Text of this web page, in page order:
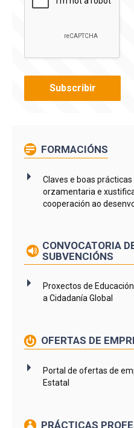
FORMACIÓNS
Claves e boas
orzamentaria e
cooperación ao
CONVOCATORIA
SUBVENCIÓNS
Proxectos de
a Cidadanía Global
OFERTAS DE
Portal de ofertas de
Estatal
PRÁCTICAS